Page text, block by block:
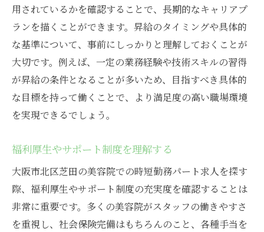
用されているかを確認することで、長期的なキャリアプ
ランを描くことができます。昇給のタイミングや具体的
な基準について、事前にしっかりと理解しておくことが
大切です。例えば、一定の業務経験や技術スキルの習得
が昇給の条件となることが多いため、目指すべき具体的
な目標を持って働くことで、より満足度の高い職場環境
を実現できるでしょう。
福利厚生やサポート制度を理解する
大阪市北区芝田の美容院での時短勤務パート求人を探す
際、福利厚生やサポート制度の充実度を確認することは
非常に重要です。多くの美容院がスタッフの働きやすさ
を重視し、社会保険完備はもちろんのこと、各種手当を